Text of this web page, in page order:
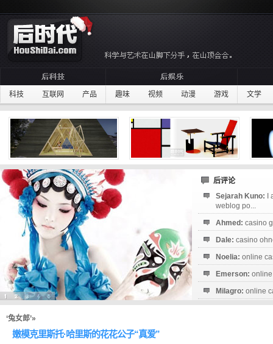
科技 互联网 产品 趣味 视频 动漫 游戏 文学
后评论
Sejarah Kuno:
weblog po...
Ahmed: casino
Dale: casino
Noelia: online
Emerson:
Milagro: online
‘兔女郎’»
嫩模克里斯托·哈里斯的花花公子“真爱”